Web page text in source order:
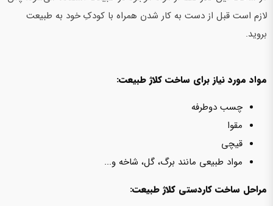
لازم است قبل از دست به کار شدن همراه با کودکِ خود به طبیعت
بروید.
مواد مورد نیاز برای ساخت کلاژ طبیعت:
چسب دوطرفه
مقوا
قیچی
مواد طبیعی مانند برگ، گل، شاخه و...
مراحل ساخت کاردستی کلاژ طبیعت: